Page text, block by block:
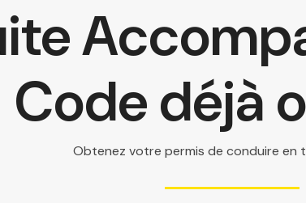
Code déjà
Obtenez votre permis de conduire en